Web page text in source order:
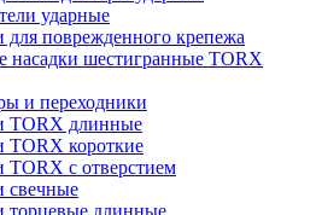
ударные
для поврежденного крепежа
насадки шестигранные TORX
и переходники
TORX длинные
TORX короткие
TORX с отверстием
свечные
торцевые длинные